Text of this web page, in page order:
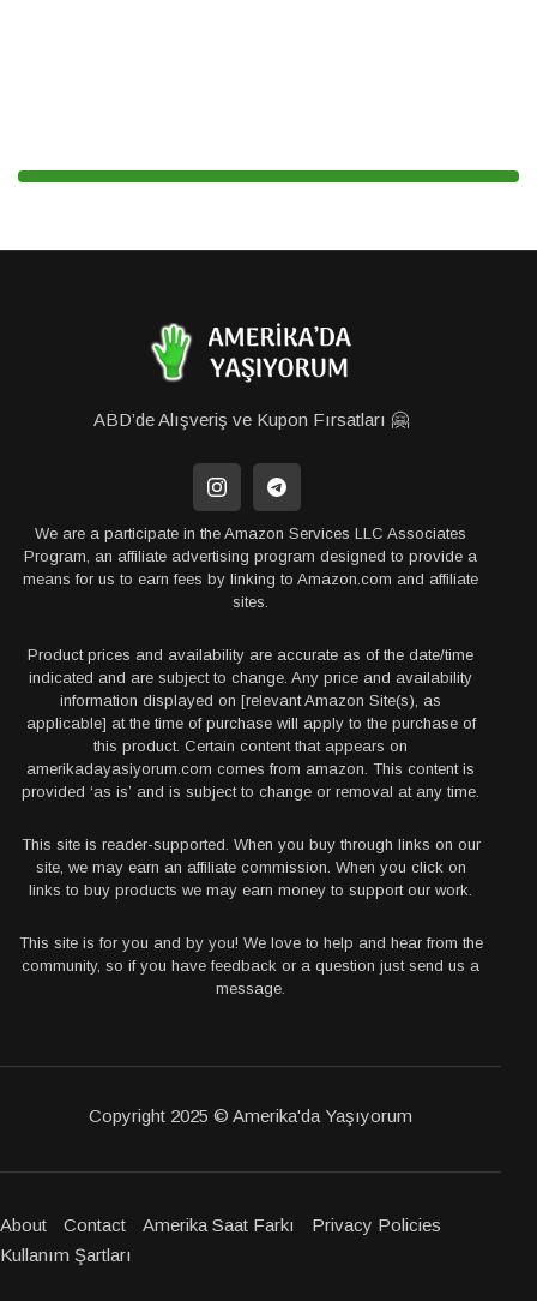
ABD’de Alışveriş ve Kupon Fırsatları 🤗
We are a participate in the Amazon Services LLC Associates
Program, an affiliate advertising program designed to provide a
means for us to earn fees by linking to Amazon.com and affiliate
sites.
Product prices and availability are accurate as of the date/time
indicated and are subject to change. Any price and availability
information displayed on [relevant Amazon Site(s), as
applicable] at the time of purchase will apply to the purchase of
this product. Certain content that appears on
amerikadayasiyorum.com comes from amazon. This content is
provided ‘as is’ and is subject to change or removal at any time.
This site is reader-supported. When you buy through links on our
site, we may earn an affiliate commission. When you click on
links to buy products we may earn money to support our work.
This site is for you and by you! We love to help and hear from the
community, so if you have feedback or a question just send us a
message.
Copyright 2025 © Amerika'da Yaşıyorum
About Contact Amerika Saat Farkı
Privacy Policies
Kullanım Şartları